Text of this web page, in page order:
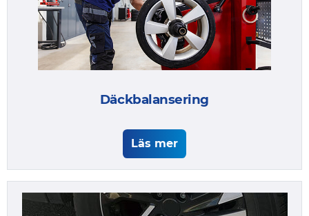
Däckbalansering
Läs mer